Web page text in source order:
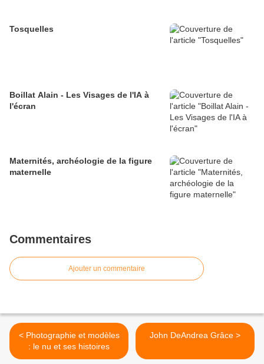
Tosquelles
Boillat Alain - Les Visages de l'IA à
l'écran
Maternités, archéologie de la figure
maternelle
Commentaires
Ajouter un commentaire
< Photographie et modèles
: le nu et ses histoires
John DeAndrea Grâce >